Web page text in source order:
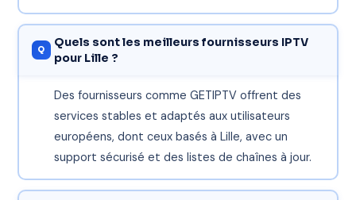
Quels sont les meilleurs fournisseurs IPTV
pour Lille ?
Des fournisseurs comme GETIPTV offrent des
services stables et adaptés aux utilisateurs
européens, dont ceux basés à Lille, avec un
support sécurisé et des listes de chaînes à jour.